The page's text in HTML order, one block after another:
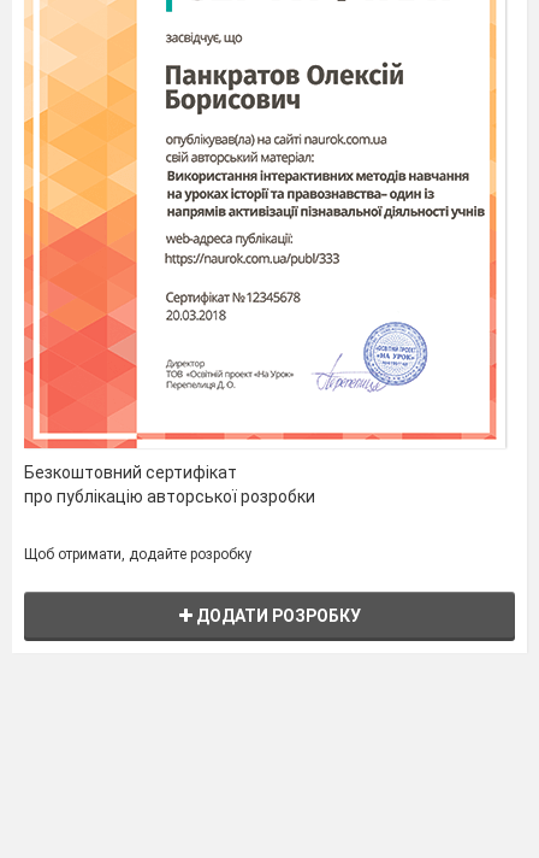
Безкоштовний сертифікат
про публікацію авторської розробки
Щоб отримати, додайте розробку
ДОДАТИ РОЗРОБКУ